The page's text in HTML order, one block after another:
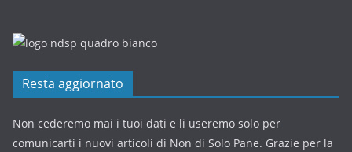
Resta aggiornato
Non cederemo mai i tuoi dati e li useremo solo per
comunicarti i nuovi articoli di Non di Solo Pane. Grazie per la